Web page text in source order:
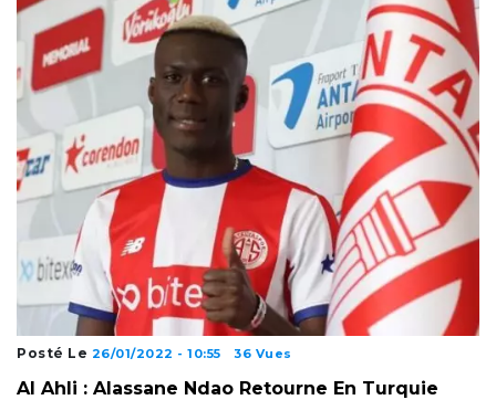
Posté Le 26/01/2022 - 10:55 36 Vues
Al Ahli : Alassane Ndao Retourne En Turquie